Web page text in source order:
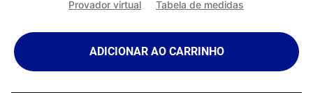
Provador virtual Tabela de medidas
ADICIONAR AO CARRINHO